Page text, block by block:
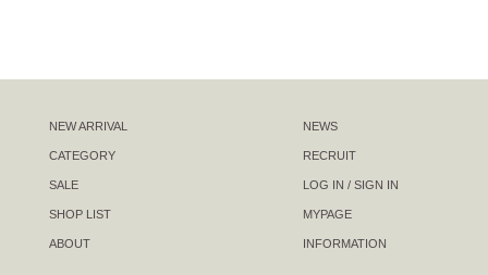
NEW ARRIVAL
CATEGORY
SALE
SHOP LIST
ABOUT
NEWS
RECRUIT
LOG IN / SIGN IN
MYPAGE
INFORMATION